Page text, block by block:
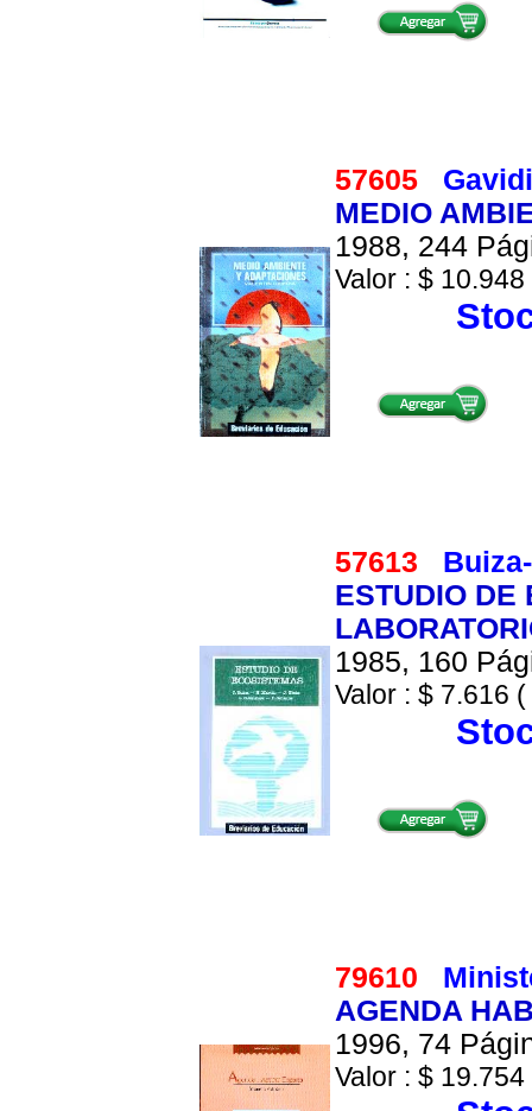
57605
MEDIO
1988, 244
Valor : $
57613
ESTUDIO DE
1985, 160
Valor : $ 7.616
79610
AGENDA
1996, 74
Valor : $